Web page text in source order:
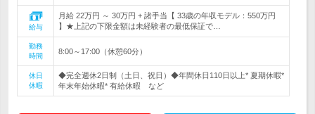
給与
月給 22万円 ～ 30万円 + 諸手当【 33歳の年収モデル：550万円
】★上記の下限金額は未経験者の最低保証で…
勤務
時間
8:00～17:00（休憩60分）
休日
休暇
◆完全週休2日制（土日、祝日）◆年間休日110日以上* 夏期休暇*
年末年始休暇* 有給休暇 など